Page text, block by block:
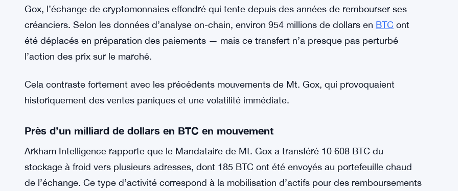
Gox, l’échange de cryptomonnaies effondré qui tente depuis des années de rembourser ses
créanciers. Selon les données d’analyse on-chain, environ 954 millions de dollars en BTC ont
été déplacés en préparation des paiements — mais ce transfert n’a presque pas perturbé
l’action des prix sur le marché.
Cela contraste fortement avec les précédents mouvements de Mt. Gox, qui provoquaient
historiquement des ventes paniques et une volatilité immédiate.
Près d’un milliard de dollars en BTC en mouvement
Arkham Intelligence rapporte que le Mandataire de Mt. Gox a transféré 10 608 BTC du
stockage à froid vers plusieurs adresses, dont 185 BTC ont été envoyés au portefeuille chaud
de l’échange. Ce type d’activité correspond à la mobilisation d’actifs pour des remboursements